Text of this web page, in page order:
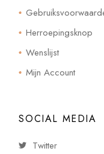
Herroepingsknop
Wenslijst
Mijn Account
SOCIAL MEDIA
Twitter